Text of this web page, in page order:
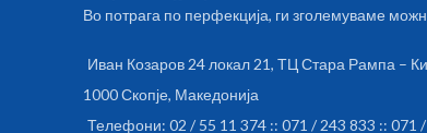
Во потрага по перфекција, ги зголемуваме
Иван Козаров 24 локал 21, ТЦ Стара Рампа –
1000 Скопје, Македонија
Телефони: 02 / 55 11 374 :: 071 / 243 833 :: 071